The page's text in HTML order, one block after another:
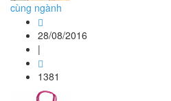
cùng ngành
28/08/2016
|
1381